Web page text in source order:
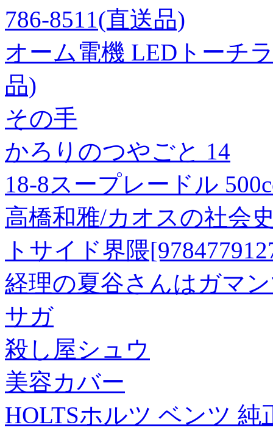
786-8511(直送品)
オーム電機 LEDトーチ
品)
その手
かろりのつやごと 14
18-8スープレードル
高橋和雅/カオスの社会
トサイド界隈
経理の夏谷さんはガマ
サガ
殺し屋シュウ
美容カバー
HOLTSホルツ ベンツ